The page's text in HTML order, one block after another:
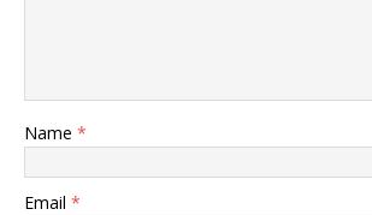
Name *
Email *